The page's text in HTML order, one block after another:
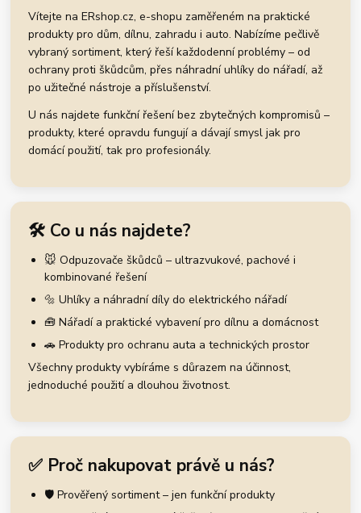
Vítejte na ERshop.cz, e-shopu zaměřeném na praktické
produkty pro dům, dílnu, zahradu i auto. Nabízíme pečlivě
vybraný sortiment, který řeší každodenní problémy – od
ochrany proti škůdcům, přes náhradní uhlíky do nářadí, až
po užitečné nástroje a příslušenství.
U nás najdete funkční řešení bez zbytečných kompromisů –
produkty, které opravdu fungují a dávají smysl jak pro
domácí použití, tak pro profesionály.
🛠️ Co u nás najdete?
🐭 Odpuzovače škůdců – ultrazvukové, pachové i
kombinované řešení
🔩 Uhlíky a náhradní díly do elektrického nářadí
🧰 Nářadí a praktické vybavení pro dílnu a domácnost
🚗 Produkty pro ochranu auta a technických prostor
Všechny produkty vybíráme s důrazem na účinnost,
jednoduché použití a dlouhou životnost.
✅ Proč nakupovat právě u nás?
🛡️ Prověřený sortiment – jen funkční produkty